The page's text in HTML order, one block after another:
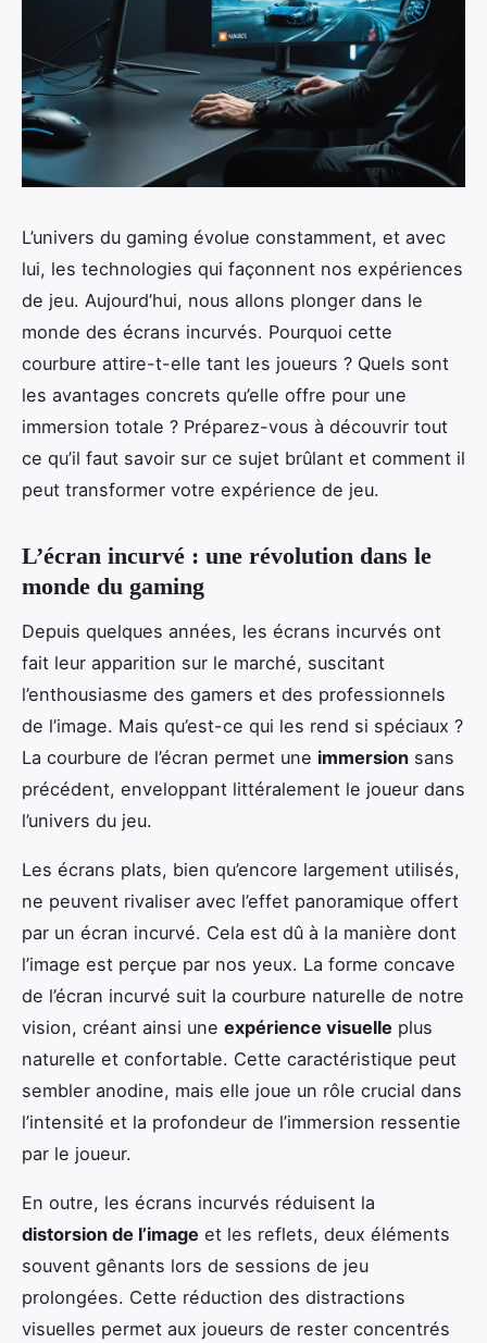
L’univers du gaming évolue constamment, et avec
lui, les technologies qui façonnent nos expériences
de jeu. Aujourd’hui, nous allons plonger dans le
monde des écrans incurvés. Pourquoi cette
courbure attire-t-elle tant les joueurs ? Quels sont
les avantages concrets qu’elle offre pour une
immersion totale ? Préparez-vous à découvrir tout
ce qu’il faut savoir sur ce sujet brûlant et comment il
peut transformer votre expérience de jeu.
L’écran incurvé : une révolution dans le
monde du gaming
Depuis quelques années, les écrans incurvés ont
fait leur apparition sur le marché, suscitant
l’enthousiasme des gamers et des professionnels
de l’image. Mais qu’est-ce qui les rend si spéciaux ?
La courbure de l’écran permet une immersion sans
précédent, enveloppant littéralement le joueur dans
l’univers du jeu.
Les écrans plats, bien qu’encore largement utilisés,
ne peuvent rivaliser avec l’effet panoramique offert
par un écran incurvé. Cela est dû à la manière dont
l’image est perçue par nos yeux. La forme concave
de l’écran incurvé suit la courbure naturelle de notre
vision, créant ainsi une expérience visuelle plus
naturelle et confortable. Cette caractéristique peut
sembler anodine, mais elle joue un rôle crucial dans
l’intensité et la profondeur de l’immersion ressentie
par le joueur.
En outre, les écrans incurvés réduisent la
distorsion de l’image et les reflets, deux éléments
souvent gênants lors de sessions de jeu
prolongées. Cette réduction des distractions
visuelles permet aux joueurs de rester concentrés